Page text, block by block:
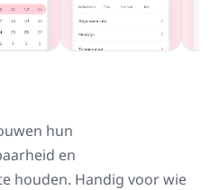
hun
en
houden. Handig voor wie